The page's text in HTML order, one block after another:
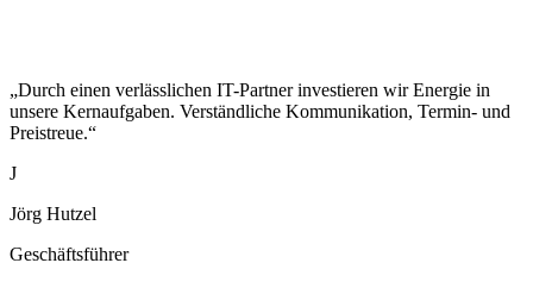
„Durch einen verlässlichen IT-Partner investieren wir Energie in
unsere Kernaufgaben. Verständliche Kommunikation, Termin- und
Preistreue.“
J
Jörg Hutzel
Geschäftsführer